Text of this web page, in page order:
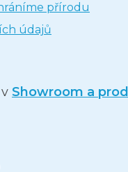
přírodu
údajů
Showroom a